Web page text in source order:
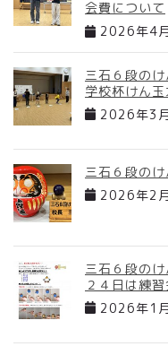
会費について
2026年4
三石６段の
学校杯けん
2026年3
三石６段の
2026年2
三石６段の
２４日は練
2026年1